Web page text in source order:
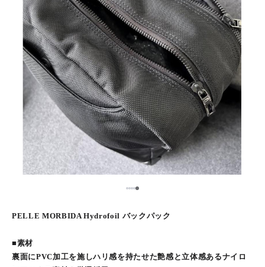
1234
PELLE MORBIDA Hydrofoil バックパック
■素材
裏面にPVC加工を施しハリ感を持たせた艶感と立体感あるナイロ